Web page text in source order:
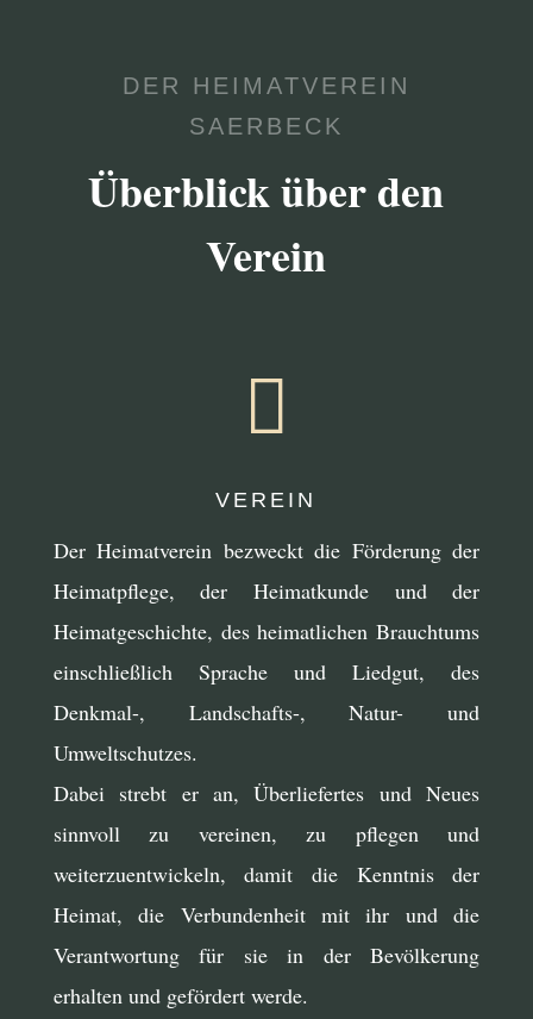
DER HEIMATVEREIN
SAERBECK
Überblick über den
Verein

VEREIN
Der Heimatverein bezweckt die Förderung der
Heimatpflege, der Heimatkunde und der
Heimatgeschichte, des heimatlichen Brauchtums
einschließlich Sprache und Liedgut, des
Denkmal-, Landschafts-, Natur- und
Umweltschutzes.
Dabei strebt er an, Überliefertes und Neues
sinnvoll zu vereinen, zu pflegen und
weiterzuentwickeln, damit die Kenntnis der
Heimat, die Verbundenheit mit ihr und die
Verantwortung für sie in der Bevölkerung
erhalten und gefördert werde.